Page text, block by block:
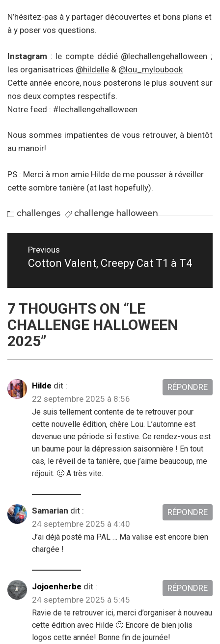
N’hésitez-pas à y partager découvertes et bons plans et
à y poser vos questions.
Instagram : le compte dédié @lechallengehalloween ;
les organisatrices @hildelle & @lou_myloubook
Cette année encore, nous posterons le plus souvent sur
nos deux comptes respectifs.
Notre feed : #lechallengehalloween
Nous sommes impatientes de vous retrouver, à bientôt
au manoir!
PS : Merci à mon amie Hilde de me pousser à réveiller
cette sombre tanière (at last hopefully).
challenges challenge halloween
Navigation
l’article
Previous
Previous
Cotton Valent, Creepy Cat T1 à T4
7 THOUGHTS ON “LE
CHALLENGE HALLOWEEN
2025”
Hilde dit :
22 septembre 2025 à 8:56
Je suis tellement contente de te retrouver pour
cette nouvelle édition, chère Lou. L’automne est
devenue une période si festive. Ce rendez-vous est
un baume pour la dépression saisonnière ! En tout
cas, le réveil de ta tanière, que j’aime beaucoup, me
réjouit. 🙂 A très vite.
RÉPONDRE
Samarian dit :
24 septembre 2025 à 4:40
J’ai déjà posté ma PAL … Ma valise est encore bien
chargée !
RÉPONDRE
Jojoenherbe dit :
24 septembre 2025 à 5:45
Ravie de te retrouver ici, merci d’organiser à nouveau
cette édition avec Hilde 🙂 Encore de bien jolis
logos cette année! Bonne fin de journée!
RÉPONDRE